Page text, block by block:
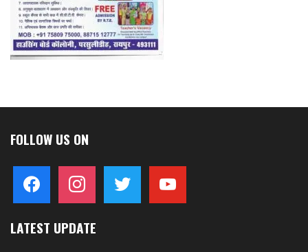
FOLLOW US ON
facebook instagram twitter youtube
LATEST UPDATE